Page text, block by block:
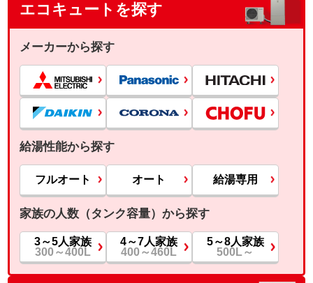
エコキュートを探す
メーカーから探す
給湯性能から探す
フルオート オート 給湯専用
家族の人数（タンク容量）から探す
3～5人家族
300～400L
4～7人家族
400～460L
5～8人家族
500L～